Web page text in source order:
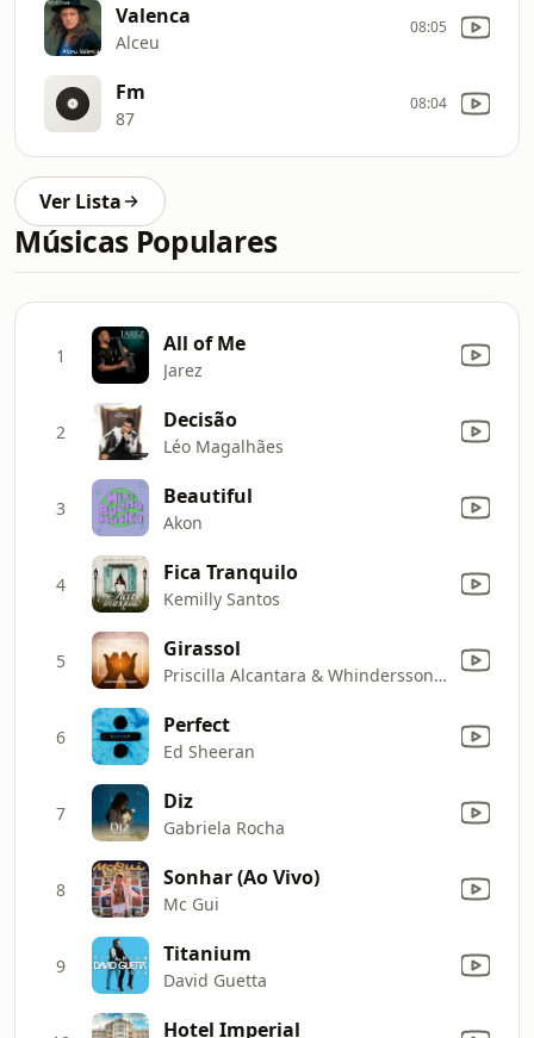
Valenca
Alceu
08:05
Fm
87
08:04
Ver Lista
Músicas Populares
1 All of Me
Jarez
2 Decisão
Léo Magalhães
3 Beautiful
Akon
4 Fica Tranquilo
Kemilly Santos
5 Girassol
Priscilla Alcantara & Whindersson Nunes
6 Perfect
Ed Sheeran
7 Diz
Gabriela Rocha
8 Sonhar (Ao Vivo)
Mc Gui
9 Titanium
David Guetta
Hotel Imperial